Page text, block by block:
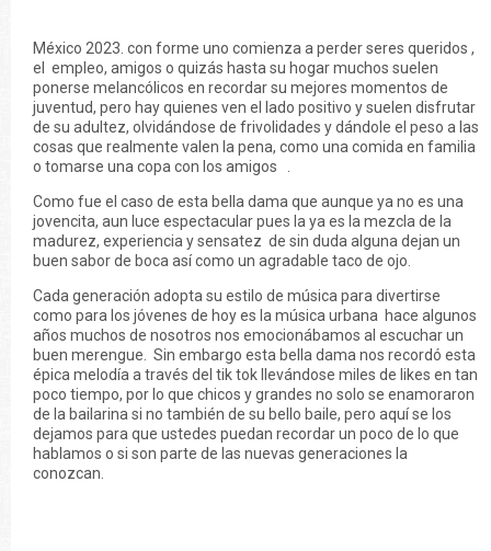
México 2023. con forme uno comienza a perder seres queridos ,
el empleo, amigos o quizás hasta su hogar muchos suelen
ponerse melancólicos en recordar su mejores momentos de
juventud, pero hay quienes ven el lado positivo y suelen disfrutar
de su adultez, olvidándose de frivolidades y dándole el peso a las
cosas que realmente valen la pena, como una comida en familia
o tomarse una copa con los amigos .
Como fue el caso de esta bella dama que aunque ya no es una
jovencita, aun luce espectacular pues la ya es la mezcla de la
madurez, experiencia y sensatez de sin duda alguna dejan un
buen sabor de boca así como un agradable taco de ojo.
Cada generación adopta su estilo de música para divertirse
como para los jóvenes de hoy es la música urbana hace algunos
años muchos de nosotros nos emocionábamos al escuchar un
buen merengue. Sin embargo esta bella dama nos recordó esta
épica melodía a través del tik tok llevándose miles de likes en tan
poco tiempo, por lo que chicos y grandes no solo se enamoraron
de la bailarina si no también de su bello baile, pero aquí se los
dejamos para que ustedes puedan recordar un poco de lo que
hablamos o si son parte de las nuevas generaciones la
conozcan.